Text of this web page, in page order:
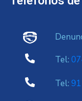
Tel:
Tel: